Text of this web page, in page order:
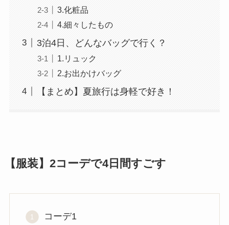
3.化粧品
4.細々したもの
3泊4日、どんなバッグで行く？
1.リュック
2.お出かけバッグ
【まとめ】夏旅行は身軽で好き！
【服装】2コーデで4日間すごす
コーデ1